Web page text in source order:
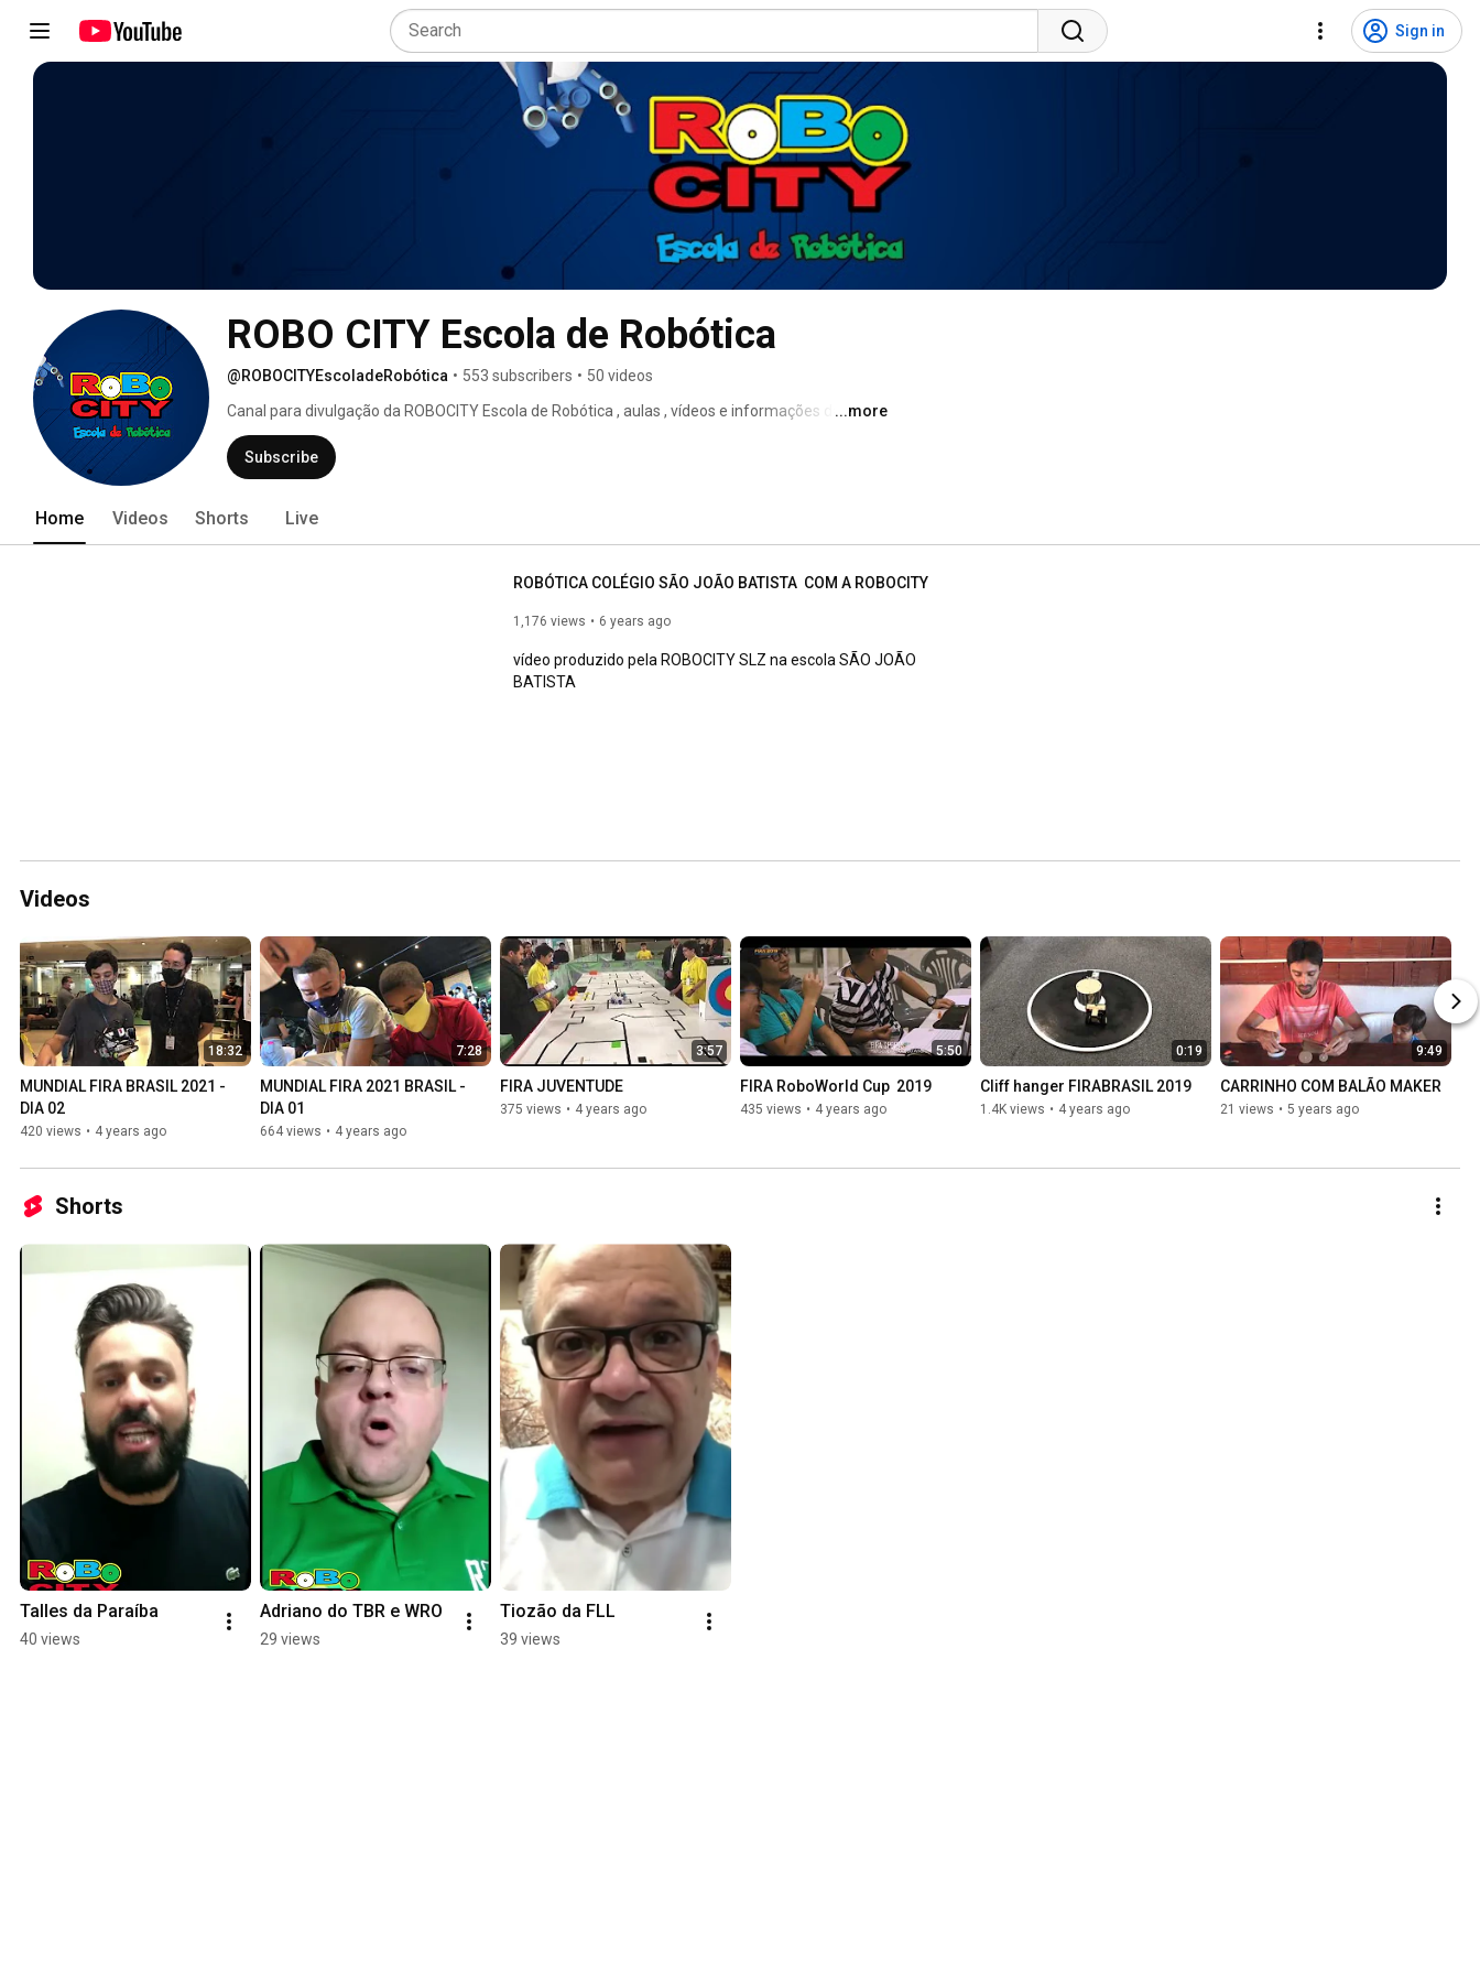
Sign in
ROBO CITY Escola de Robótica
@ROBOCITYEscoladeRobótica • 553 subscribers • 50 videos
Canal para divulgação da ROBOCITY Escola de Robótica , aulas , vídeos e informações da
escola
...more
Subscribe
Home Videos Shorts Live
ROBÓTICA COLÉGIO SÃO JOÃO BATISTA  COM A ROBOCITY
1,176 views 6 years ago
vídeo produzido pela ROBOCITY SLZ na escola SÃO JOÃO
BATISTA
Videos
18:32
MUNDIAL FIRA BRASIL 2021 -
DIA 02
420 views • 4 years ago
7:28
MUNDIAL FIRA 2021 BRASIL -
DIA 01
664 views • 4 years ago
3:57
FIRA JUVENTUDE
375 views • 4 years ago
5:50
FIRA RoboWorld Cup  2019
435 views • 4 years ago
0:19
Cliff hanger FIRABRASIL 2019
1.4K views • 4 years ago
9:49
CARRINHO COM BALÃO MAKER
21 views • 5 years ago
Shorts
Talles da Paraíba
40 views
Adriano do TBR e WRO
29 views
Tiozão da FLL
39 views